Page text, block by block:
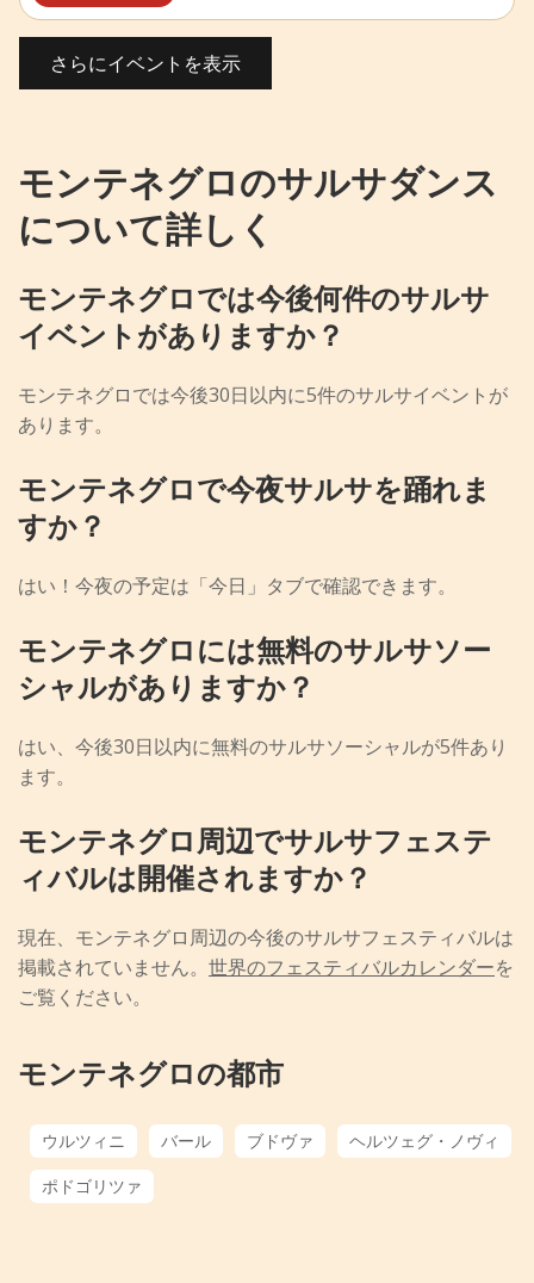
さらにイベントを表示
モンテネグロのサルサダンス
について詳しく
モンテネグロでは今後何件のサルサ
イベントがありますか？
モンテネグロでは今後30日以内に5件のサルサイベントが
あります。
モンテネグロで今夜サルサを踊れま
すか？
はい！今夜の予定は「今日」タブで確認できます。
モンテネグロには無料のサルサソー
シャルがありますか？
はい、今後30日以内に無料のサルサソーシャルが5件あり
ます。
モンテネグロ周辺でサルサフェステ
ィバルは開催されますか？
現在、モンテネグロ周辺の今後のサルサフェスティバルは
掲載されていません。 世界のフェスティバルカレンダーを
ご覧ください。
モンテネグロの都市
ウルツィニ バール ブドヴァ
ヘルツェグ・ノヴィ
ポドゴリツァ